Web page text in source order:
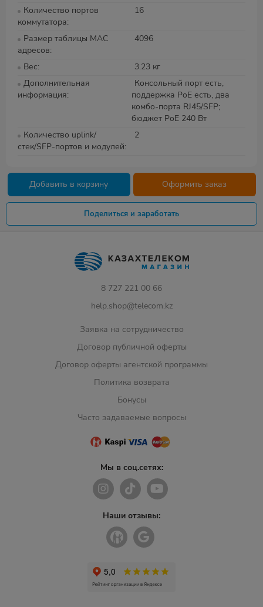
Количество портов
коммутатора
16
Размер таблицы MAC
адресов
4096
Вес
3.23 кг
Дополнительная
информация
Консольный порт есть,
поддержка PoE есть, два
комбо-порта RJ45/SFP;
бюджет PoE 240 Вт
Количество uplink/
стек/SFP-портов и модулей
2
Добавить в корзину Оформить заказ
Поделиться и заработать
8 727 221 00 66
help.shop@telecom.kz
Заявка на сотрудничество
Договор публичной оферты
Договор оферты агентской программы
Политика возврата
Бонусы
Часто задаваемые вопросы
Мы в соц.сетях:
Наши отзывы: